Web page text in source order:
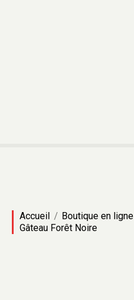
Accueil Boutique en ligne
Gâteau Forêt Noire